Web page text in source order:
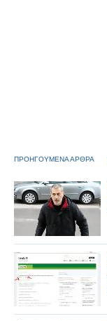
ΠΡΟΗΓΟΥΜΕΝΑ ΑΡΘΡΑ